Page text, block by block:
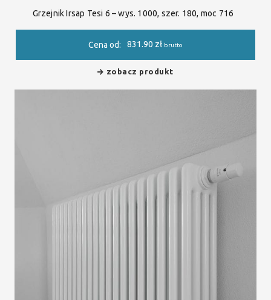
Grzejnik Irsap Tesi 6 – wys. 1000, szer. 180, moc 716
Cena od: 831.90 zł brutto
zobacz produkt